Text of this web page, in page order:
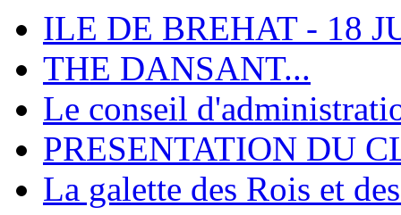
ILE DE BREHAT - 18
THE DANSANT...
Le conseil
PRESENTATION DU
La galette des Rois et